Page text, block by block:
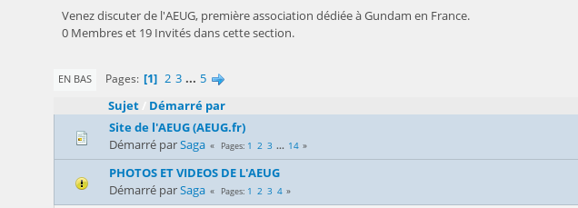
Venez discuter de l'AEUG, première association dédiée à Gundam en France.
0 Membres et 19 Invités dans cette section.
EN BAS Pages 1 2 3 ... 5
Sujet
Démarré par
Site de l'AEUG (AEUG.fr)
Démarré parSaga Pages 1 2 3 ... 14
PHOTOS ET VIDEOS DE L'AEUG
Démarré parSaga Pages 1 2 3 4